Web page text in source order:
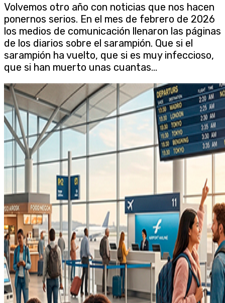
Volvemos otro año con noticias que nos hacen
ponernos serios. En el mes de febrero de 2026
los medios de comunicación llenaron las páginas
de los diarios sobre el sarampión. Que si el
sarampión ha vuelto, que si es muy infeccioso,
que si han muerto unas cuantas...